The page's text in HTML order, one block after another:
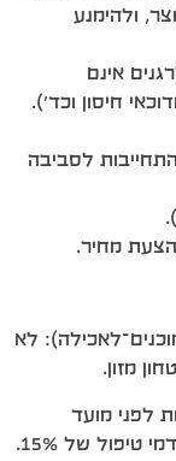
ולהימנע
אינם
חיסון וכד׳).
לסביבה
מחיר.
לא
מזון.
מקוונת: ניתן לבטל עד 24 שעות לפני מועד
האספקה/האיסוף ולקבל החזר מלא/בניכוי דמי טיפול של 15%.